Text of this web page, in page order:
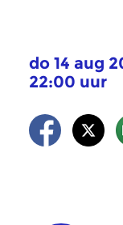
do 14 aug
22:00 uur